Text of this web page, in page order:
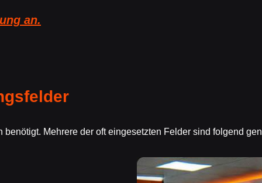
an.
Mehrere der oft eingesetzten Felder sind folgend